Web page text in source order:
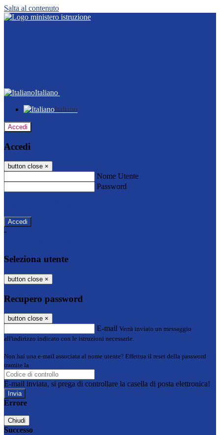
Salta al contenuto
Italiano
Italiano
Accedi
Accedi
button close ×
Nome Utente
Password
-
Seleziona utente
button close ×
Recupero password
button close ×
E-mail Verrà inviato un messaggio
all'indirizzo indicato con le istruzioni necessarie.
Non hai una e-mail associata al nome utente? Effettua il reset della password
tramite la
E-mail inviata, si prega di controllare la casella di posta elettronica!
Errore
Chiudi
Successo